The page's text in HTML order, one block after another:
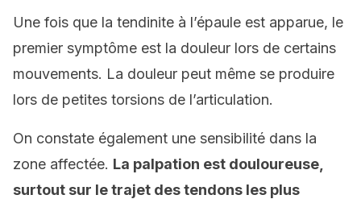
Une fois que la tendinite à l’épaule est apparue, le
premier symptôme est la douleur lors de certains
mouvements. La douleur peut même se produire
lors de petites torsions de l’articulation.
On constate également une sensibilité dans la
zone affectée. La palpation est douloureuse,
surtout sur le trajet des tendons les plus